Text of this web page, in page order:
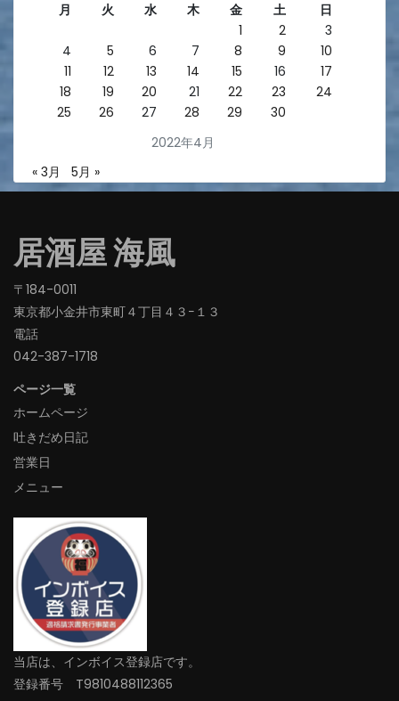
2022年4月
月 火 水 木 金 土
日
1
2
3
4
5 6 7 8 9
10
11
12 13 14 15 16
17
18
19 20 21 22 23
24
25
26 27 28 29 30
« 3月 5月 »
居酒屋 海風
〒184-0011
東京都小金井市東町４丁目４３−１３
電話
042-387-1718‬
ページ一覧
ホームページ
吐きだめ日記
営業日
メニュー
当店は、インボイス登録店です。
登録番号 T9810488112365